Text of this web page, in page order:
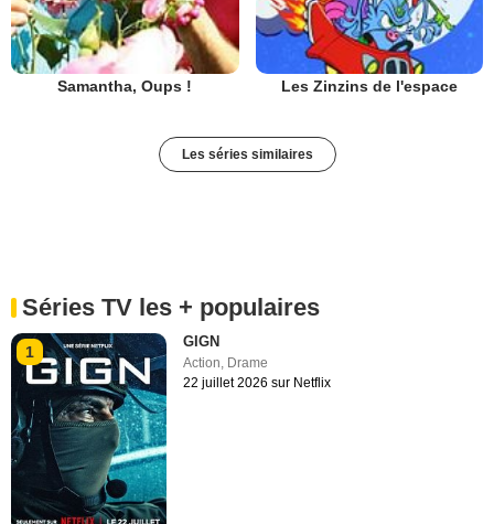
Samantha, Oups ! Les Zinzins de l'espace
Les séries similaires
Séries TV les + populaires
1
GIGN
Action Drame
22 juillet 2026 sur Netflix